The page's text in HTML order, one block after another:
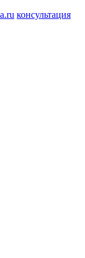
консультация